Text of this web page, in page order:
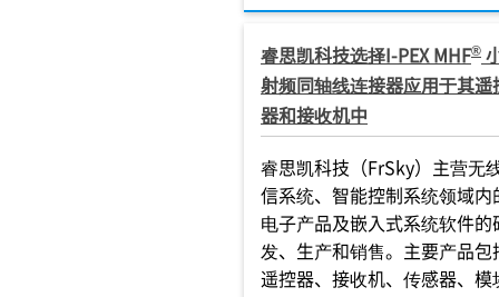
睿思凯科技选择I-PEX MHF®
射频同轴线连接器应用于其遥
器和接收机中
睿思凯科技（FrSky）主营无
信系统、智能控制系统领域内
电子产品及嵌入式系统软件的
发、生产和销售。主要产品包
遥控器、接收机、传感器、模